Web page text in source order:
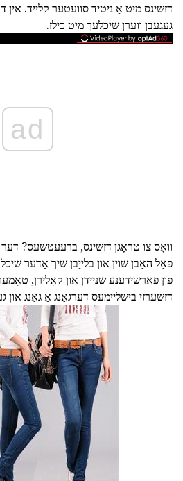
דזשינס מיט אַ ניטיד סוועטער קלייד.
געגעבן ווערן שיכלעך מיט כילז.
ad
וואָס צו טראָגן דזשינס, ברעעטשעס?
פאַל האָבן שוין און בלייַבן שיך אָדער
פון פאַרשידענע שנייַדן און קאָלירן,
דזשערזי בישליימעס דערגאַנג אַ גאַנג און